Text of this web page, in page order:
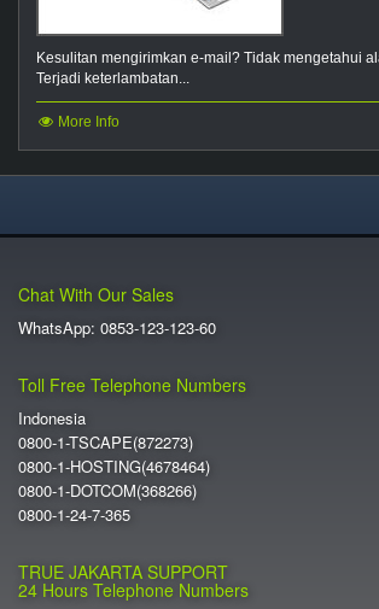
Kesulitan mengirimkan e-mail? Tidak mengetahui
Terjadi keterlambatan...
More Info
Chat With Our Sales
WhatsApp: 0853-123-123-60
Toll Free Telephone Numbers
Indonesia
0800-1-TSCAPE(872273)
0800-1-HOSTING(4678464)
0800-1-DOTCOM(368266)
0800-1-24-7-365
TRUE JAKARTA SUPPORT
24 Hours Telephone Numbers